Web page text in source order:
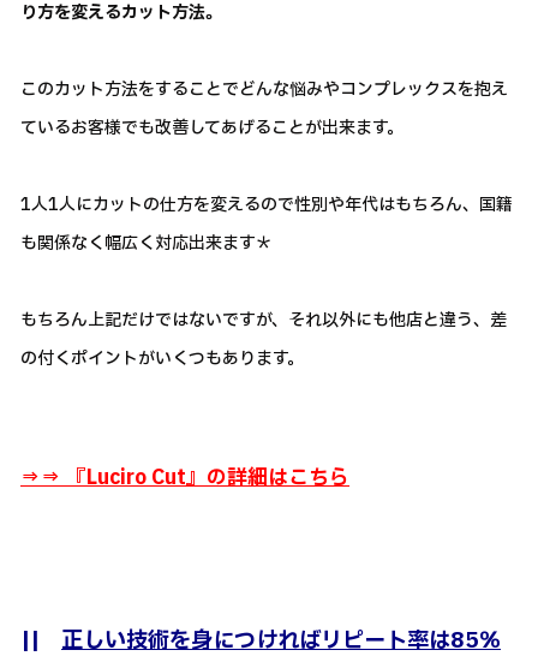
り方を変えるカット方法。
このカット方法をすることでどんな悩みやコンプレックスを抱え
ているお客様でも改善してあげることが出来ます。
1人1人にカットの仕方を変えるので性別や年代はもちろん、国籍
も関係なく幅広く対応出来ます＊
もちろん上記だけではないですが、それ以外にも他店と違う、差
の付くポイントがいくつもあります。
⇒⇒ 『Luciro Cut』の詳細はこちら
|| 正しい技術を身につければリピート率は85％